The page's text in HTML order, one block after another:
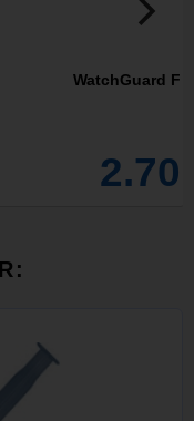
WatchGuard